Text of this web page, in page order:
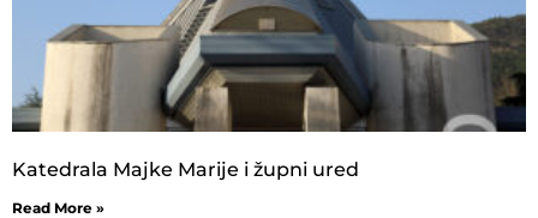
Katedrala Majke Marije i župni ured
Read More »